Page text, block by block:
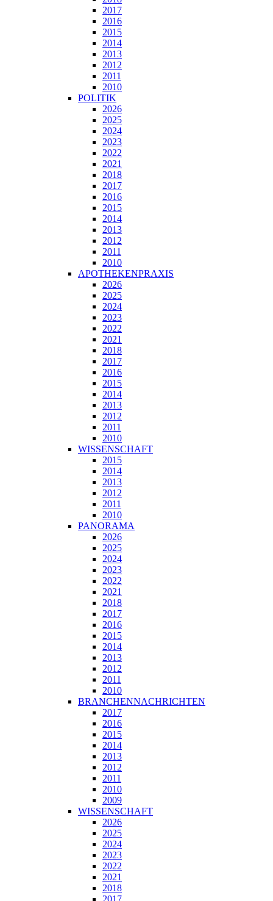
2017
2016
2015
2014
2013
2012
2011
2010
POLITIK
2026
2025
2024
2023
2022
2021
2018
2017
2016
2015
2014
2013
2012
2011
2010
APOTHEKENPRAXIS
2026
2025
2024
2023
2022
2021
2018
2017
2016
2015
2014
2013
2012
2011
2010
WISSENSCHAFT
2015
2014
2013
2012
2011
2010
PANORAMA
2026
2025
2024
2023
2022
2021
2018
2017
2016
2015
2014
2013
2012
2011
2010
BRANCHENNACHRICHTEN
2017
2016
2015
2014
2013
2012
2011
2010
2009
WISSENSCHAFT
2026
2025
2024
2023
2022
2021
2018
2017